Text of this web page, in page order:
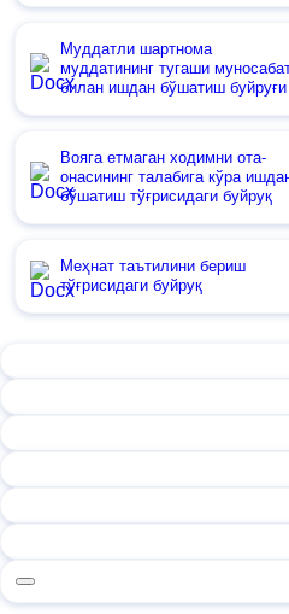
Муддатли шартнома
муддатининг тугаши
билан ишдан бўшатиш буйруғи
Вояга етмаган ходимни ота-
онасининг талабига кўра
бўшатиш тўғрисидаги буйруқ
Меҳнат таътилини бериш
тўғрисидаги буйруқ